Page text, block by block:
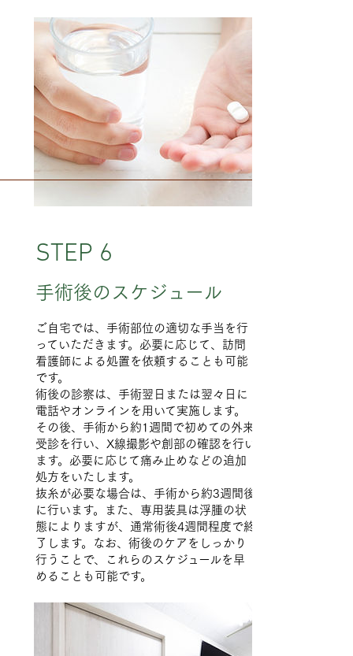
STEP 6
手術後のスケジュール
ご自宅では、手術部位の適切な手当を行
っていただきます。必要に応じて、訪問
看護師による処置を依頼することも可能
です。
術後の診察は、手術翌日または翌々日に
電話やオンラインを用いて実施します。
その後、手術から約1週間で初めての外来
受診を行い、X線撮影や創部の確認を行い
ます。必要に応じて痛み止めなどの追加
処方をいたします。
抜糸が必要な場合は、手術から約3週間後
に行います。また、専用装具は浮腫の状
態によりますが、通常術後4週間程度で終
了します。なお、術後のケアをしっかり
行うことで、これらのスケジュールを早
めることも可能です。